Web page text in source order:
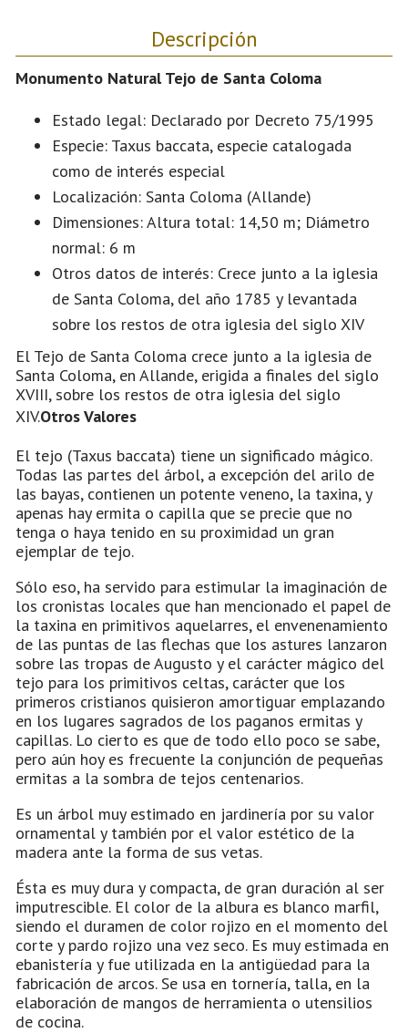
Descripción
Monumento Natural Tejo de Santa Coloma
Estado legal: Declarado por Decreto 75/1995
Especie: Taxus baccata, especie catalogada
como de interés especial
Localización: Santa Coloma (Allande)
Dimensiones: Altura total: 14,50 m; Diámetro
normal: 6 m
Otros datos de interés: Crece junto a la iglesia
de Santa Coloma, del año 1785 y levantada
sobre los restos de otra iglesia del siglo XIV
El Tejo de Santa Coloma crece junto a la iglesia de
Santa Coloma, en Allande, erigida a finales del siglo
XVIII, sobre los restos de otra iglesia del siglo
XIV.Otros Valores
El tejo (Taxus baccata) tiene un significado mágico.
Todas las partes del árbol, a excepción del arilo de
las bayas, contienen un potente veneno, la taxina, y
apenas hay ermita o capilla que se precie que no
tenga o haya tenido en su proximidad un gran
ejemplar de tejo.
Sólo eso, ha servido para estimular la imaginación de
los cronistas locales que han mencionado el papel de
la taxina en primitivos aquelarres, el envenenamiento
de las puntas de las flechas que los astures lanzaron
sobre las tropas de Augusto y el carácter mágico del
tejo para los primitivos celtas, carácter que los
primeros cristianos quisieron amortiguar emplazando
en los lugares sagrados de los paganos ermitas y
capillas. Lo cierto es que de todo ello poco se sabe,
pero aún hoy es frecuente la conjunción de pequeñas
ermitas a la sombra de tejos centenarios.
Es un árbol muy estimado en jardinería por su valor
ornamental y también por el valor estético de la
madera ante la forma de sus vetas.
Ésta es muy dura y compacta, de gran duración al ser
imputrescible. El color de la albura es blanco marfil,
siendo el duramen de color rojizo en el momento del
corte y pardo rojizo una vez seco. Es muy estimada en
ebanistería y fue utilizada en la antigüedad para la
fabricación de arcos. Se usa en tornería, talla, en la
elaboración de mangos de herramienta o utensilios
de cocina.